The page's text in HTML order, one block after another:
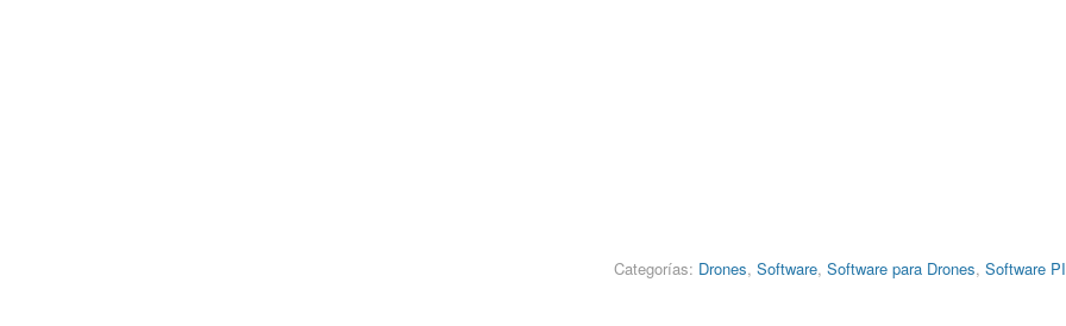
Categorías: Drones,Software,Software para Drones,Software